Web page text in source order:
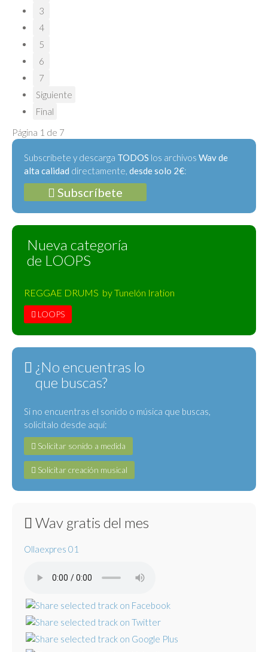
3
4
5
6
7
Siguiente
Final
Página 1 de 7
Subscríbete y descarga TODOS los archivos Wav de
alta calidad directamente, desde solo 2€:
Subscríbete
Nueva categoría
de LOOPS
REGGAE DRUMS by Tunelón Iration
LOOPS
¿No encuentras lo
que buscas?
Si no encuentras el sonido o música que buscas,
solicítalo desde aquí:
Solicitar sonido a medida
Solicitar creación musical
Wav gratis del mes
Ollaexpres 01